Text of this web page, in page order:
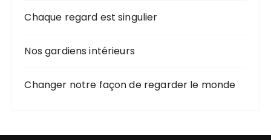
Chaque regard est singulier
Nos gardiens intérieurs
Changer notre façon de regarder le monde